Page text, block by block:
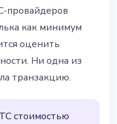
провайдеров
как минимум
оценить
Ни одна из
транзакцию.
стоимостью